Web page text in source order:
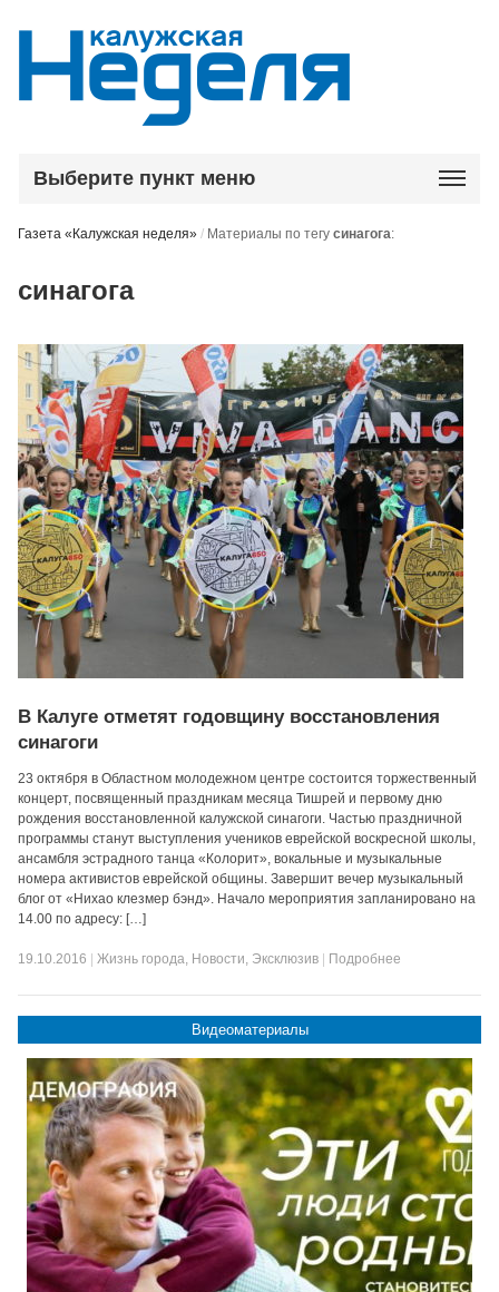
Выберите пункт меню
Газета «Калужская неделя» / Материалы по тегусинагога:
синагога
В Калуге отметят годовщину восстановления
синагоги
23 октября в Областном молодежном центре состоится торжественный
концерт, посвященный праздникам месяца Тишрей и первому дню
рождения восстановленной калужской синагоги. Частью праздничной
программы станут выступления учеников еврейской воскресной школы,
ансамбля эстрадного танца «Колорит», вокальные и музыкальные
номера активистов еврейской общины. Завершит вечер музыкальный
блог от «Нихао клезмер бэнд». Начало мероприятия запланировано на
14.00 по адресу: […]
19.10.2016 |Жизнь города, Новости, Эксклюзив Подробнее
Видеоматериалы